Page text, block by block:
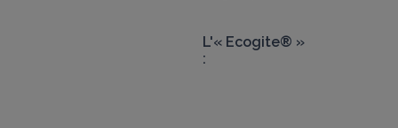
L'« Ecogite® »
: